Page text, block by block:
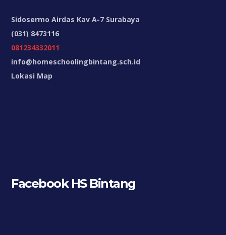
Sidosermo Airdas Kav A-7 Surabaya
(031) 8473116
081234332011
info@homeschoolingbintang.sch.id
Lokasi Map
Facebook HS Bintang